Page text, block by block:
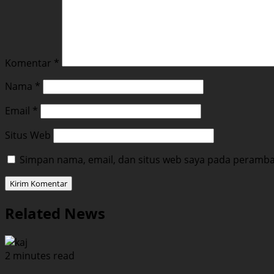
Komentar *
Nama *
Email *
Situs Web
Simpan nama, email, dan situs web saya pada
Related News
2 minutes read